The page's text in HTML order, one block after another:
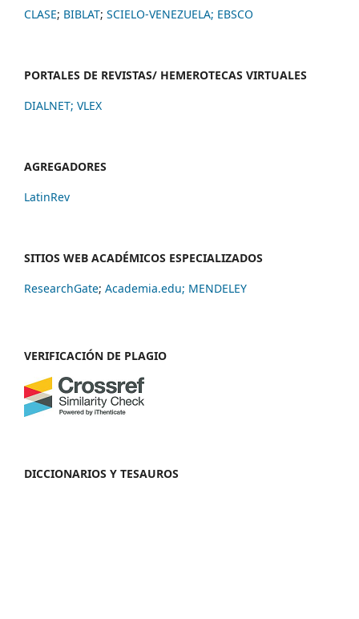
CLASE; BIBLAT; SCIELO-VENEZUELA; EBSCO
PORTALES DE REVISTAS/ HEMEROTECAS VIRTUALES
DIALNET; VLEX
AGREGADORES
LatinRev
SITIOS WEB ACADÉMICOS ESPECIALIZADOS
ResearchGate; Academia.edu; MENDELEY
VERIFICACIÓN DE PLAGIO
DICCIONARIOS Y TESAUROS